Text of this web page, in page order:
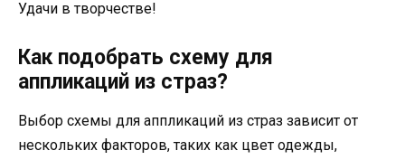
Удачи в творчестве!
Как подобрать схему для
аппликаций из страз?
Выбор схемы для аппликаций из страз зависит от
нескольких факторов, таких как цвет одежды,